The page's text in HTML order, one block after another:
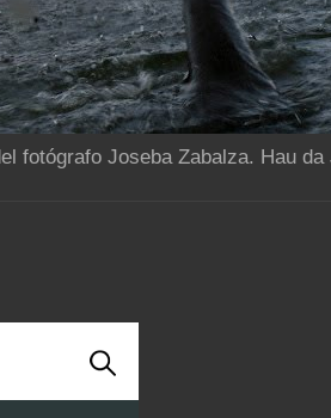
fotógrafo Joseba Zabalza. Hau